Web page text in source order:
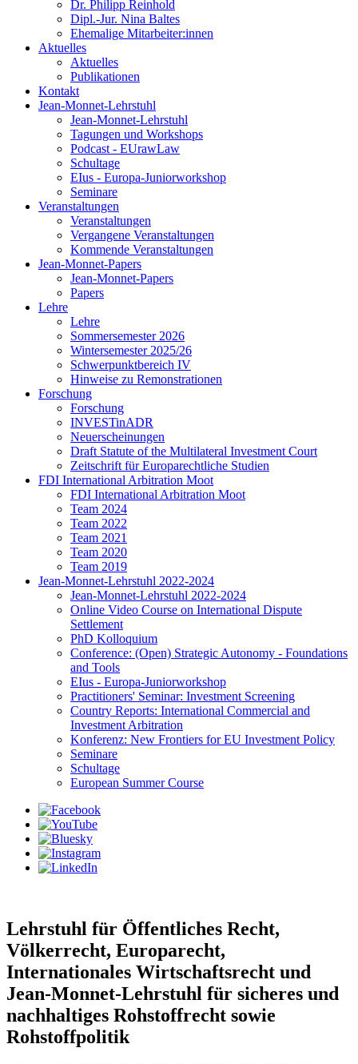
Dr. Philipp Reinhold
Dipl.-Jur. Nina Baltes
Ehemalige Mitarbeiter:innen
Aktuelles
Aktuelles
Publikationen
Kontakt
Jean-Monnet-Lehrstuhl
Jean-Monnet-Lehrstuhl
Tagungen und Workshops
Podcast - EUrawLaw
Schultage
EIus - Europa-Juniorworkshop
Seminare
Veranstaltungen
Veranstaltungen
Vergangene Veranstaltungen
Kommende Veranstaltungen
Jean-Monnet-Papers
Jean-Monnet-Papers
Papers
Lehre
Lehre
Sommersemester 2026
Wintersemester 2025/26
Schwerpunktbereich IV
Hinweise zu Remonstrationen
Forschung
Forschung
INVESTinADR
Neuerscheinungen
Draft Statute of the Multilateral Investment Court
Zeitschrift für Europarechtliche Studien
FDI International Arbitration Moot
FDI International Arbitration Moot
Team 2024
Team 2022
Team 2021
Team 2020
Team 2019
Jean-Monnet-Lehrstuhl 2022-2024
Jean-Monnet-Lehrstuhl 2022-2024
Online Video Course on International Dispute
Settlement
PhD Kolloquium
Conference: (Open) Strategic Autonomy - Foundations
and Tools
EIus - Europa-Juniorworkshop
Practitioners' Seminar: Investment Screening
Country Reports: International Commercial and
Investment Arbitration
Konferenz: New Frontiers for EU Investment Policy
Seminare
Schultage
European Summer Course
Lehrstuhl für Öffentliches Recht,
Völkerrecht, Europarecht,
Internationales Wirtschaftsrecht und
Jean-Monnet-Lehrstuhl für sicheres und
nachhaltiges Rohstoffrecht sowie
Rohstoffpolitik